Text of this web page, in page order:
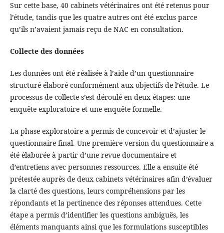
Sur cette base, 40 cabinets vétérinaires ont été retenus pour
l’étude, tandis que les quatre autres ont été exclus parce
qu’ils n’avaient jamais reçu de NAC en consultation.
Collecte des données
Les données ont été réalisée à l’aide d’un questionnaire
structuré élaboré conformément aux objectifs de l’étude. Le
processus de collecte s’est déroulé en deux étapes: une
enquête exploratoire et une enquête formelle.
La phase exploratoire a permis de concevoir et d’ajuster le
questionnaire final. Une première version du questionnaire a
été élaborée à partir d’une revue documentaire et
d’entretiens avec personnes ressources. Elle a ensuite été
prétestée auprès de deux cabinets vétérinaires afin d’évaluer
la clarté des questions, leurs compréhensions par les
répondants et la pertinence des réponses attendues. Cette
étape a permis d’identifier les questions ambiguës, les
éléments manquants ainsi que les formulations susceptibles